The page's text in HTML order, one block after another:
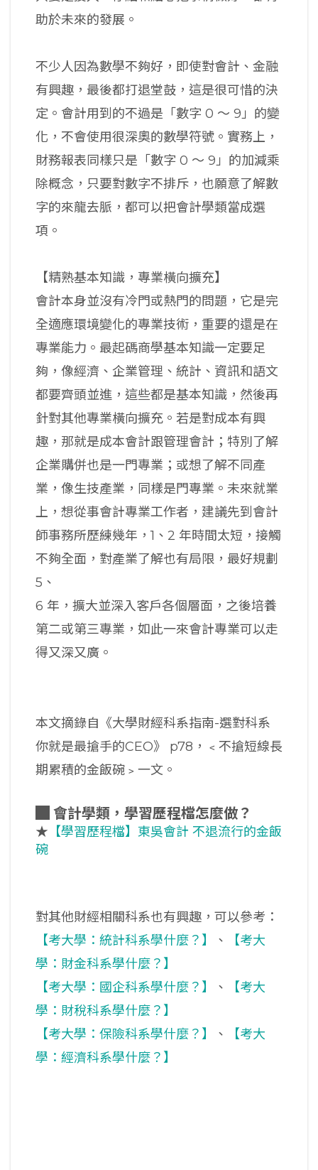
助於未來的發展。
不少人因為數學不夠好，即使對會計、金融
有興趣，最後都打退堂鼓，這是很可惜的決
定。會計用到的不過是「數字 0 ～ 9」的變
化，不會使用很深奧的數學符號。實務上，
財務報表同樣只是「數字 0 ～ 9」的加減乘
除概念，只要對數字不排斥，也願意了解數
字的來龍去脈，都可以把會計學類當成選
項。
【精熟基本知識，專業橫向擴充】
會計本身並沒有冷門或熱門的問題，它是完
全適應環境變化的專業技術，重要的還是在
專業能力。最起碼商學基本知識一定要足
夠，像經濟、企業管理、統計、資訊和語文
都要齊頭並進，這些都是基本知識，然後再
針對其他專業橫向擴充。若是對成本有興
趣，那就是成本會計跟管理會計；特別了解
企業購併也是一門專業；或想了解不同產
業，像生技產業，同樣是門專業。未來就業
上，想從事會計專業工作者，建議先到會計
師事務所歷練幾年，1、2 年時間太短，接觸
不夠全面，對產業了解也有局限，最好規劃
5、
6 年，擴大並深入客戶各個層面，之後培養
第二或第三專業，如此一來會計專業可以走
得又深又廣。
本文摘錄自《大學財經科系指南-選對科系
你就是最搶手的CEO》 p78，﹤不搶短線長
期累積的金飯碗﹥一文。
會計學類，學習歷程檔怎麼做？
★ 【學習歷程檔】東吳會計 不退流行的金飯
碗
對其他財經相關科系也有興趣，可以參考：
【考大學：統計科系學什麼？】
、
【考大
學：財金科系學什麼？】
【考大學：國企科系學什麼？】
、
【考大
學：財稅科系學什麼？】
【考大學：保險科系學什麼？】
、
【考大
學：經濟科系學什麼？】